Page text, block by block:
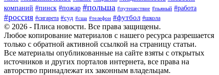
компаний #пинск #пожар #польша #путешествие #пьяный #работа
#россия #сигарета #суд #сша #телефон #футбол #школа
© 2026 - Плиса новости. Все права защищены.
Любое копирование материалов с нашего ресурса разрешается
только с обратной активной ссылкой на страницу статьи.
Все материалы опубликованные на сайте взяты с открытых
источников и других порталов интернета, все права на
авторство принадлежат их законным владельцам.